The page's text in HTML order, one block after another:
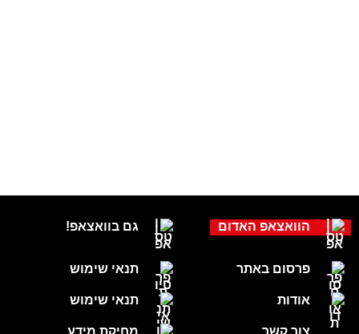
גם בוואצאפ!
תנאי שימוש
תנאי שימוש
מחיקת מידע
הוואצאפ האדום
פרסום באתר
אודות
צור קשר